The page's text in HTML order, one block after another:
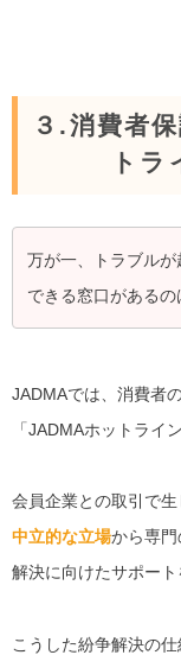
３.消費者
ト
万が一、トラブル
できる窓口があるの
JADMAでは、消費者
「JADMAホットライ
会員企業との取引で生
中立的な立場から専
解決に向けたサポート
こうした紛争解決の